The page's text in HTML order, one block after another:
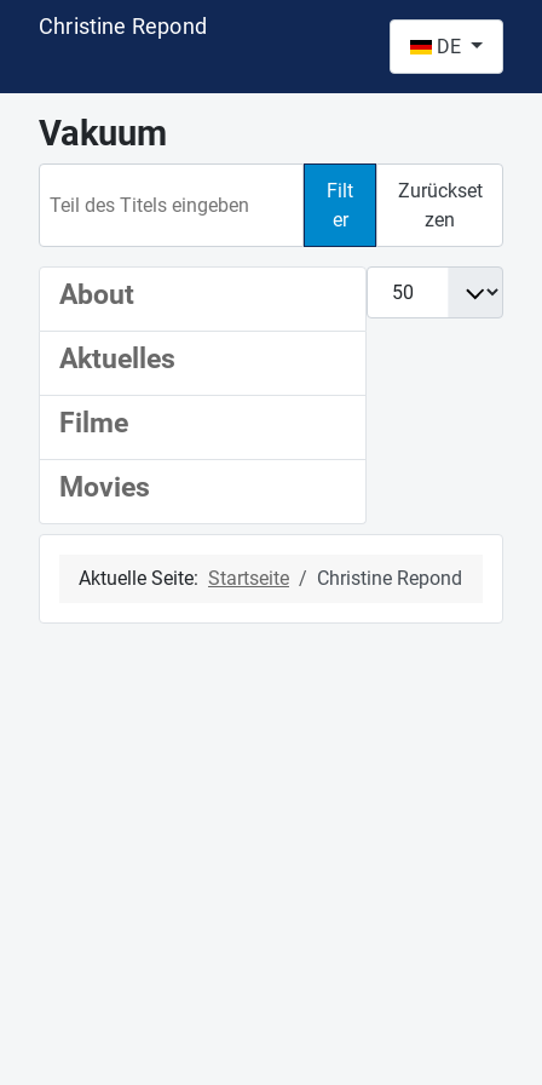
Christine Repond
DE
Vakuum
Filt
er
Zurückset
zen
Anzeige #
About
Aktuelles
Filme
Movies
Aktuelle Seite: Startseite Christine Repond